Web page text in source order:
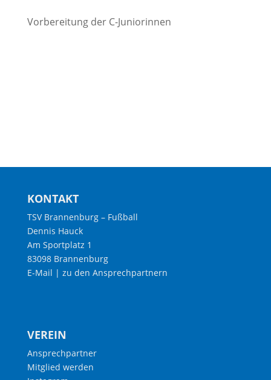
Vorbereitung der C-Juniorinnen
KONTAKT
TSV Brannenburg – Fußball
Dennis Hauck
Am Sportplatz 1
83098 Brannenburg
E-Mail | zu den Ansprechpartnern
VEREIN
Ansprechpartner
Mitglied werden